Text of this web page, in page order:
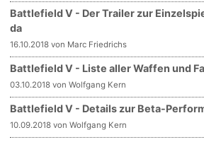
Battlefield V - Der Trailer zur
da
16.10.2018 von Marc Friedrichs
Battlefield V - Liste aller Waffen und
03.10.2018 von Wolfgang Kern
Battlefield V - Details zur Beta-
10.09.2018 von Wolfgang Kern